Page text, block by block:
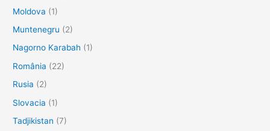
Moldova (1)
Muntenegru (2)
Nagorno Karabah (1)
România (22)
Rusia (2)
Slovacia (1)
Tadjikistan (7)